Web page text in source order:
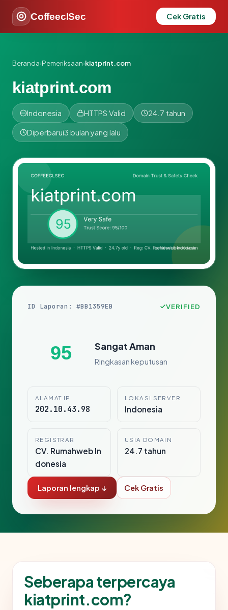
CoffeeclSec Cek Gratis
Beranda›Pemeriksaan›kiatprint.com
kiatprint.com
Indonesia HTTPS Valid 24.7 tahun
Diperbarui3 bulan yang lalu
ID Laporan: #BB1359EB VERIFIED
95 Sangat Aman
Ringkasan keputusan
ALAMAT IP
202.10.43.98
LOKASI SERVER
Indonesia
REGISTRAR
CV. Rumahweb In
donesia
USIA DOMAIN
24.7 tahun
Laporan lengkap ↓ Cek Gratis
Seberapa terpercaya
kiatprint.com?